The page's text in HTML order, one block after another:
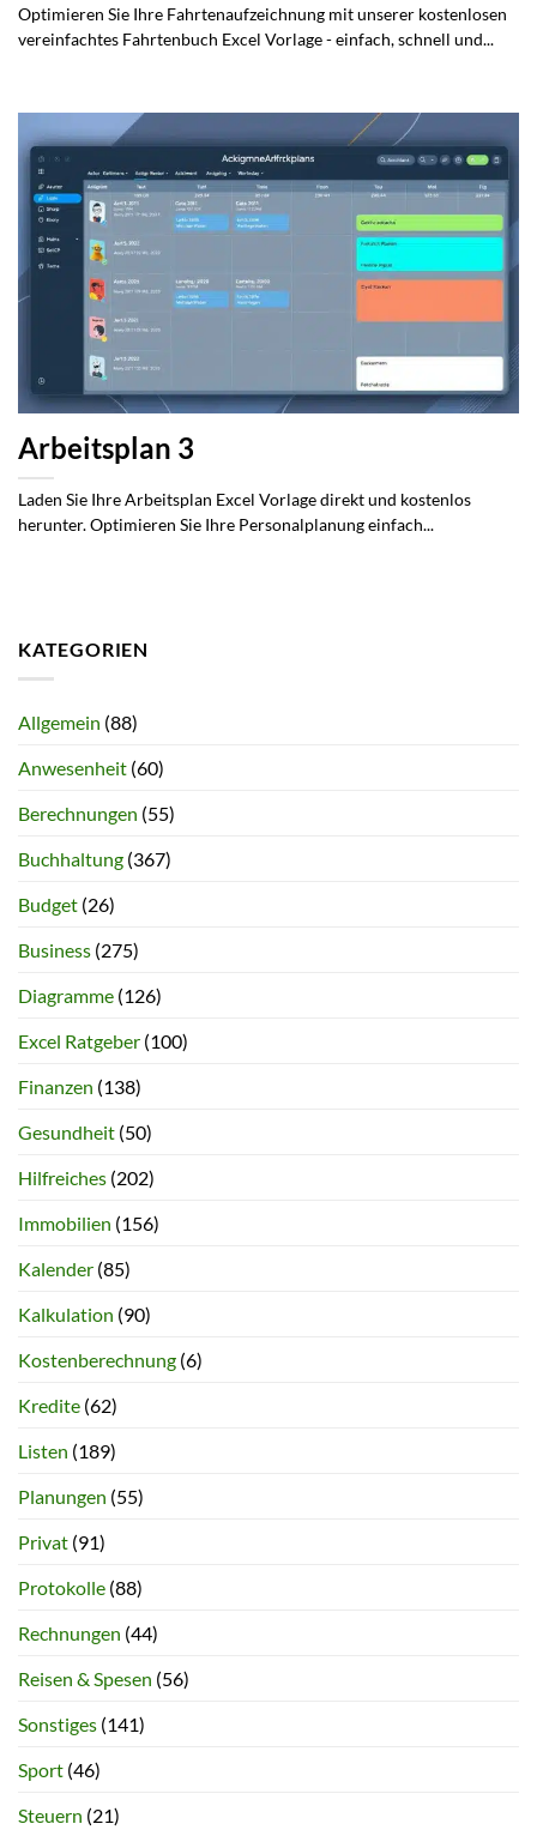
Optimieren Sie Ihre Fahrtenaufzeichnung mit unserer kostenlosen
vereinfachtes Fahrtenbuch Excel Vorlage - einfach, schnell und...
Arbeitsplan 3
Laden Sie Ihre Arbeitsplan Excel Vorlage direkt und kostenlos
herunter. Optimieren Sie Ihre Personalplanung einfach...
KATEGORIEN
Allgemein (88)
Anwesenheit (60)
Berechnungen (55)
Buchhaltung (367)
Budget (26)
Business (275)
Diagramme (126)
Excel Ratgeber (100)
Finanzen (138)
Gesundheit (50)
Hilfreiches (202)
Immobilien (156)
Kalender (85)
Kalkulation (90)
Kostenberechnung (6)
Kredite (62)
Listen (189)
Planungen (55)
Privat (91)
Protokolle (88)
Rechnungen (44)
Reisen & Spesen (56)
Sonstiges (141)
Sport (46)
Steuern (21)